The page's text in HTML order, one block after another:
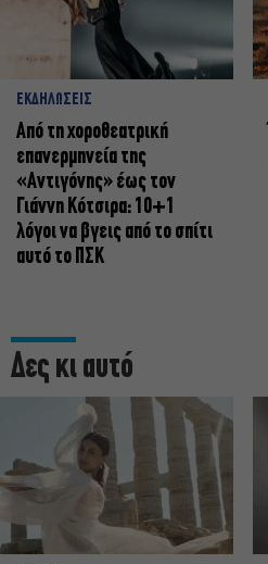
ΕΚΔΗΛΩΣΕΙΣ
Από τη χοροθεατρική
επανερμηνεία της
«Αντιγόνης» έως τον
Γιάννη Κότσιρα: 10+1
λόγοι να βγεις από το σπίτι
αυτό το ΠΣΚ
Δες κι αυτό